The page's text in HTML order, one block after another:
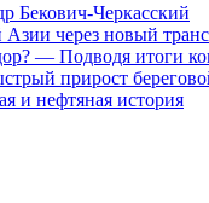
Бекович-Черкасский
через новый
— Подводя итоги
прирост
и нефтяная история